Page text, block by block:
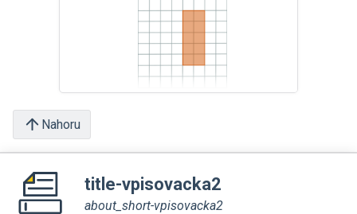
Nahoru
title-vpisovacka2
about_short-vpisovacka2